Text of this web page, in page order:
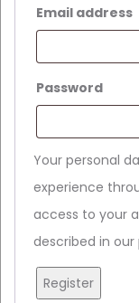
Email address
Password
Your personal
experience
access to your
described in our
Register